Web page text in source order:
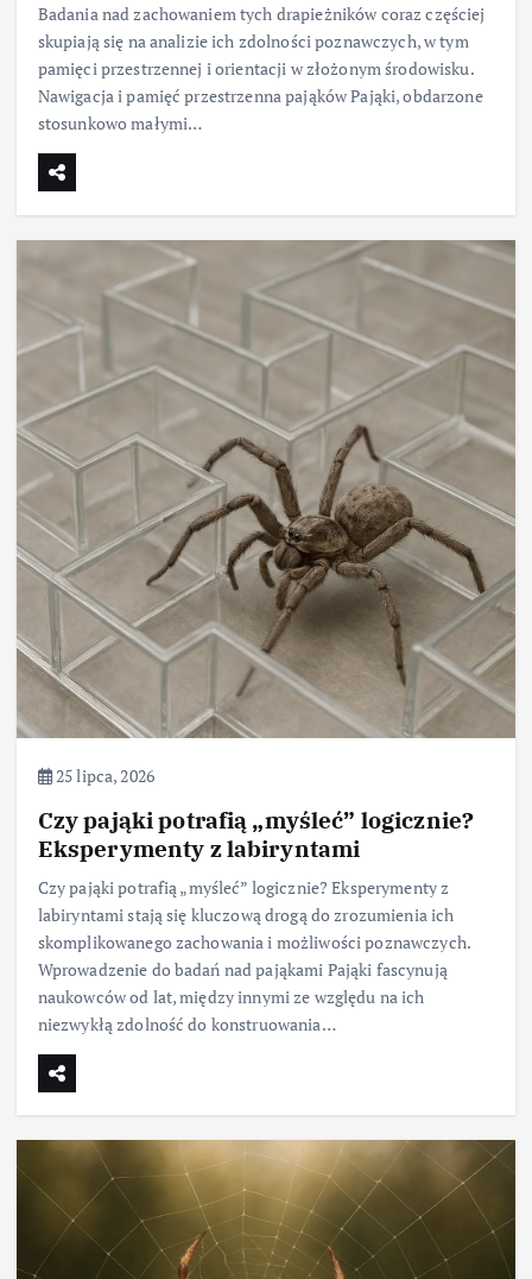
Badania nad zachowaniem tych drapieżników coraz częściej
skupiają się na analizie ich zdolności poznawczych, w tym
pamięci przestrzennej i orientacji w złożonym środowisku.
Nawigacja i pamięć przestrzenna pająków Pająki, obdarzone
stosunkowo małymi…
25 lipca, 2026
Czy pająki potrafią „myśleć” logicznie?
Eksperymenty z labiryntami
Czy pająki potrafią „myśleć” logicznie? Eksperymenty z
labiryntami stają się kluczową drogą do zrozumienia ich
skomplikowanego zachowania i możliwości poznawczych.
Wprowadzenie do badań nad pająkami Pająki fascynują
naukowców od lat, między innymi ze względu na ich
niezwykłą zdolność do konstruowania…